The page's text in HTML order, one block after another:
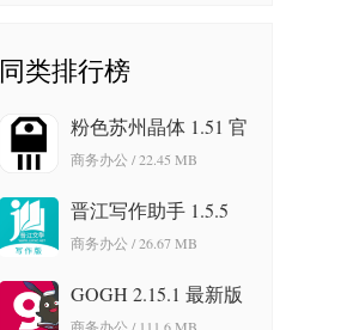
同类排行榜
粉色苏州晶体 1.51 官
方版
商务办公 / 22.45 MB
晋江写作助手 1.5.5
官方版
商务办公 / 26.67 MB
GOGH 2.15.1 最新版